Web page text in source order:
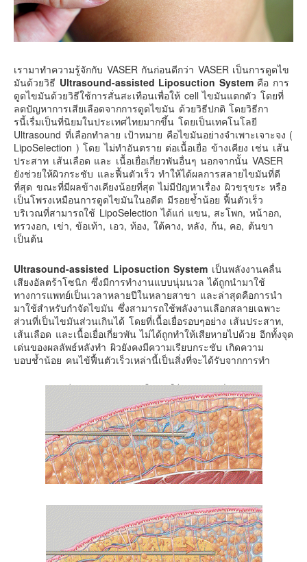
เรามาทำความรู้จักกับ VASER กันก่อนดีกว่า VASER เป็นการดูดไข
มันด้วยวิธี Ultrasound-assisted Liposuction Systemคือ การ
ดูดไขมันด้วยวิธีใช้การสั่นสะเทือนเพื่อให้ cell ไขมันแตกตัว โดยที่
ลดปัญหาการเสียเลือดจากการดูดไขมัน ด้วยวิธีปกติ โดยวิธีกา
รนี้เรื่มเป็นที่นิยมในประเทศไทยมากขึ้น โดยเป็นเทคโนโลยี
Ultrasound ที่เลือกทำลาย เป้าหมาย คือไขมันอย่างจำเพาะเจาะจง (
LipoSelection ) โดย ไม่ทำอันตราย ต่อเนื้อเยื่อ ข้างเคียง เช่น เส้น
ประสาท เส้นเลือด และ เนื้อเยื่อเกี่ยวพันอื่นๆ นอกจากนั้น VASER
ยังช่วยให้ผิวกระชับ และฟื้นตัวเร็ว ทำให้ได้ผลการสลายไขมันที่ดี
ที่สุด ขณะที่มีผลข้างเคียงน้อยที่สุด ไม่มีปัญหาเรื่อง ผิวขรุขระ หรือ
เป็นโพรงเหมือนการดูดไขมันในอดีต มีรอยช้ำน้อย ฟื้นตัวเร็ว
บริเวณที่สามารถใช้ LipoSelection ได้แก่ แขน, สะโพก, หน้าอก,
ทรวงอก, เข่า, ข้อเท้า, เอว, ท้อง, ใต้คาง, หลัง, ก้น, คอ, ต้นขา
เป็นต้น
Ultrasound-assisted Liposuction System เป็นพลังงานคลื่น
เสียงอัลตร้าโซนิก ซึ่งมีการทำงานแบบนุ่มนวล ได้ถูกนำมาใช้
ทางการแพทย์เป็นเวลาหลายปีในหลายสาขา และล่าสุดคือการนำ
มาใช้สำหรับกำจัดไขมัน ซึ่งสามารถใช้พลังงานเลือกสลายเฉพาะ
ส่วนที่เป็นไขมันส่วนเกินได้ โดยที่เนื้อเยื่อรอบๆอย่าง เส้นประสาท,
เส้นเลือด และเนื้อเยื่อเกี่ยวพัน ไม่ได้ถูกทำให้เสียหายไปด้วย อีกทั้งจุด
เด่นของผลลัพธ์หลังทำ ผิวยังคงมีความเรียบกระชับ เกิดความ
บอบช้ำน้อย คนไข้ฟื้นตัวเร็วเหล่านี้เป็นสิ่งที่จะได้รับจากการทำ